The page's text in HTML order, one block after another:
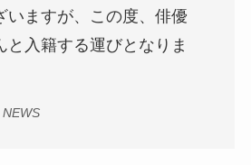
いますが、この度、俳優
と入籍する運びとなりま